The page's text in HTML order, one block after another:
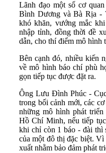
Lãnh đạo một số cơ
Bình Dương và Bà Rịa -
khó khăn, vướng mắc
nhập tỉnh, đồng thời đề
dẫn, cho thí điểm mô hình
Bên cạnh đó, nhiều kiến
về mô hình báo chí phù
gọn tiếp tục được đặt ra.
Ông Lưu Đình Phúc -
trong bối cảnh mới, các
những mô hình phát
Hồ Chí Minh, nếu tiếp
khi chỉ còn 1 báo - đài thì
của một đô thị đặc biệt.
xuất nhằm bảo đảm phát